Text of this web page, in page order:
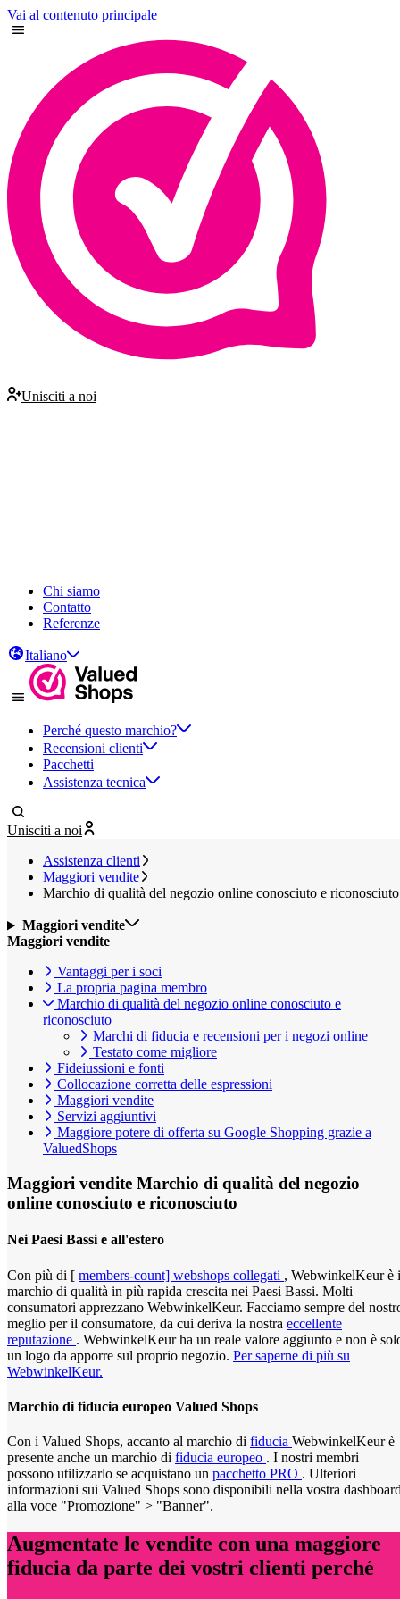
Vai al contenuto principale
Unisciti a noi
Chi siamo
Contatto
Referenze
Italiano
Perché questo marchio?
Recensioni clienti
Pacchetti
Assistenza tecnica
Unisciti a noi
Assistenza clienti
Maggiori vendite
Marchio di qualità del negozio online conosciuto e riconosciuto
Maggiori vendite
Maggiori vendite
Vantaggi per i soci
La propria pagina membro
Marchio di qualità del negozio online conosciuto e
riconosciuto
Marchi di fiducia e recensioni per i negozi online
Testato come migliore
Fideiussioni e fonti
Collocazione corretta delle espressioni
Maggiori vendite
Servizi aggiuntivi
Maggiore potere di offerta su Google Shopping grazie a
ValuedShops
Maggiori vendite Marchio di qualità del negozio
online conosciuto e riconosciuto
Nei Paesi Bassi e all'estero
Con più di [ members-count] webshops collegati , WebwinkelKeur è
marchio di qualità in più rapida crescita nei Paesi Bassi. Molti
consumatori apprezzano WebwinkelKeur. Facciamo sempre del
meglio per il consumatore, da cui deriva la nostra eccellente
reputazione . WebwinkelKeur ha un reale valore aggiunto e non è
un logo da apporre sul proprio negozio. Per saperne di più su
WebwinkelKeur.
Marchio di fiducia europeo Valued Shops
Con i Valued Shops, accanto al marchio di fiducia WebwinkelKeur è
presente anche un marchio di fiducia europeo . I nostri membri
possono utilizzarlo se acquistano un pacchetto PRO . Ulteriori
informazioni sui Valued Shops sono disponibili nella vostra
alla voce "Promozione" > "Banner".
Augmentate le vendite con una maggiore
fiducia da parte dei vostri clienti perché